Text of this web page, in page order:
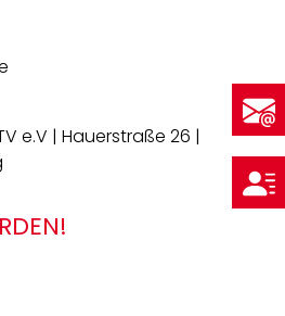
e.V | Hauerstraße 26 |